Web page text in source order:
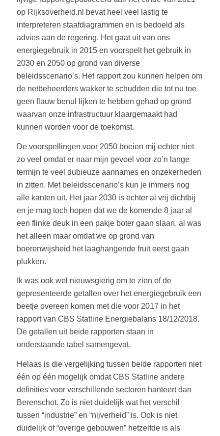
op Rijksoverheid.nl bevat heel veel lastig te
interpreteren staafdiagrammen en is bedoeld als
advies aan de regering. Het gaat uit van ons
energiegebruik in 2015 en voorspelt het gebruik in
2030 en 2050 op grond van diverse
beleidsscenario’s. Het rapport zou kunnen helpen om
de netbeheerders wakker te schudden die tot nu toe
geen flauw benul lijken te hebben gehad op grond
waarvan onze infrastructuur klaargemaakt had
kunnen worden voor de toekomst.
De voorspellingen voor 2050 boeien mij echter niet
zo veel omdat er naar mijn gevoel voor zo’n lange
termijn te veel dubieuze aannames en onzekerheden
in zitten. Met beleidsscenario’s kun je immers nog
alle kanten uit. Het jaar 2030 is echter al vrij dichtbij
en je mag toch hopen dat we de komende 8 jaar al
een flinke deuk in een pakje boter gaan slaan, al was
het alleen maar omdat we op grond van
boerenwijsheid het laaghangende fruit eerst gaan
plukken.
Ik was ook wel nieuwsgierig om te zien of de
gepresenteerde getallen over het energiegebruik een
beetje overeen komen met die voor 2017 in het
rapport van CBS Statline Energiebalans 18/12/2018.
De getallen uit beide rapporten staan in
onderstaande tabel samengevat.
Helaas is die vergelijking tussen beide rapporten niet
één op één mogelijk omdat CBS Statline andere
definities voor verschillende sectoren hanteert dan
Berenschot. Zo is niet duidelijk wat het verschil
tussen “industrie” en “nijverheid” is. Ook is niet
duidelijk of “overige gebouwen” hetzelfde is als